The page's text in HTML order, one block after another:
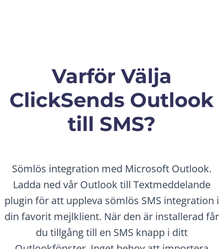
Varför Välja
ClickSends Outlook
till SMS?
Sömlös integration med Microsoft Outlook.
Ladda ned vår Outlook till Textmeddelande
plugin för att uppleva sömlös SMS integration i
din favorit mejlklient. När den är installerad får
du tillgång till en SMS knapp i ditt